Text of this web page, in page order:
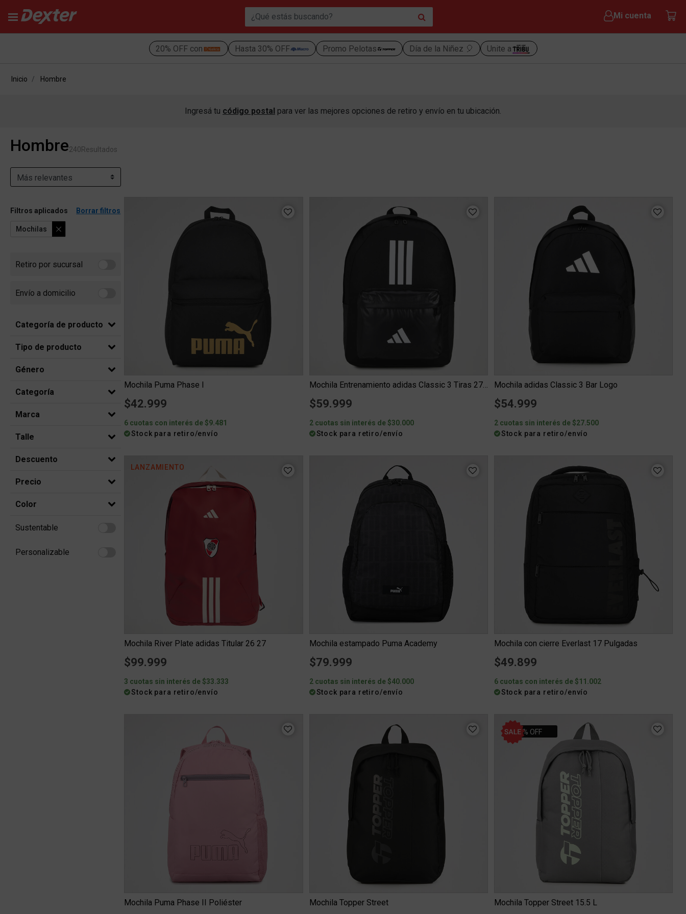
Mi cuenta
20% OFF con Hasta 30% OFF Promo Pelotas Día de la Niñez 🎈 Unite a
Inicio Hombre
Ingresá tu código postal para ver las mejores opciones de retiro y envío en tu ubicación.
Hombre240Resultados
Filtros aplicados Borrar filtros
Mochilas
Retiro por sucursal
Refine by Retiro por sucursal: Retiro por sucursal
Envío a domicilio
Refine by Envío a domicilio: Envio a domicilio
Categoría de producto
Tipo de producto
Género
Categoría
Marca
Talle
Descuento
Precio
Color
Sustentable
Refine by Sustentable: Sustentable
Personalizable
Refine by Personalizable: Personalizable
Mochila Puma Phase I
$42.999
6 cuotas con interés de $9.481
Stock para retiro/envío
Mochila Entrenamiento adidas Classic 3 Tiras 27.5 L
$59.999
2 cuotas sin interés de $30.000
Stock para retiro/envío
Mochila adidas Classic 3 Bar Logo
$54.999
2 cuotas sin interés de $27.500
Stock para retiro/envío
LANZAMIENTO
Mochila River Plate adidas Titular 26 27
$99.999
3 cuotas sin interés de $33.333
Stock para retiro/envío
Mochila estampado Puma Academy
$79.999
2 cuotas sin interés de $40.000
Stock para retiro/envío
Mochila con cierre Everlast 17 Pulgadas
$49.899
6 cuotas con interés de $11.002
Stock para retiro/envío
Mochila Puma Phase II Poliéster Mochila Topper Street
35% OFF
Mochila Topper Street 15.5 L